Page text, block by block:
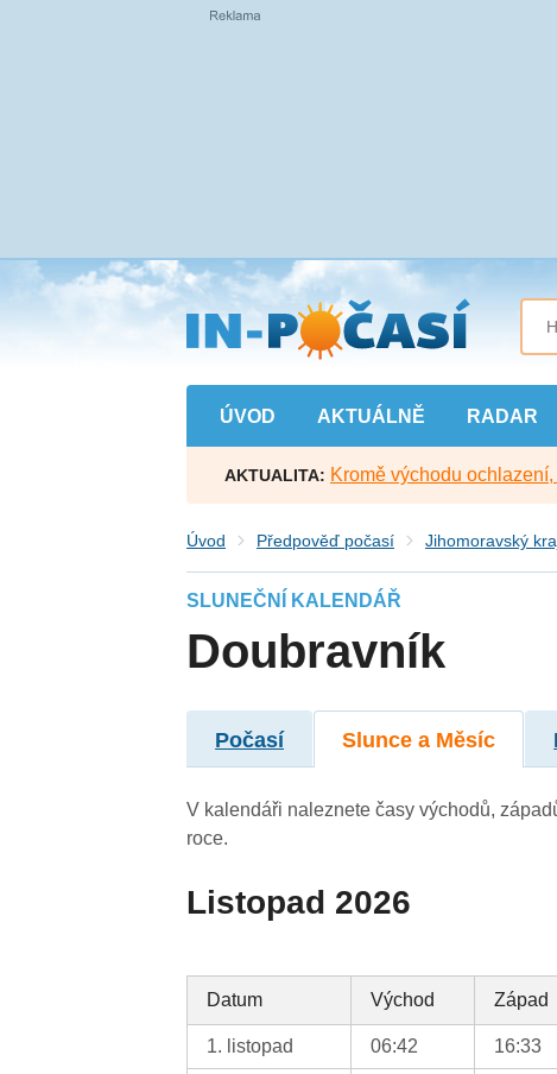
Přejít
na
hlavní
obsah
ÚVOD AKTUÁLNĚ RADAR
AKTUALITA: Kromě východu
Úvod Předpověď počasí Jihomoravský
SLUNEČNÍ KALENDÁŘ
Doubravník
Počasí Slunce a Měsíc
V kalendáři naleznete časy východů,
roce.
Listopad 2026
Datum Východ Západ
1. listopad 06:42 16:33